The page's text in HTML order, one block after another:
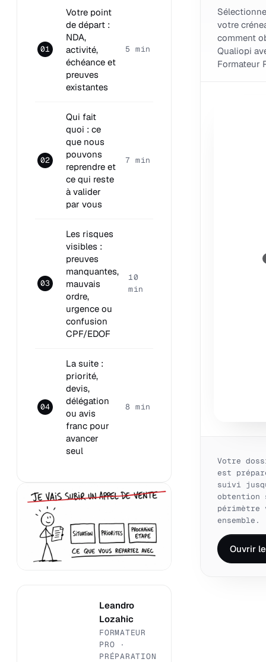
01
Votre point
de départ :
NDA,
activité,
échéance et
preuves
existantes
5 min
02
Qui fait
quoi : ce
que nous
pouvons
reprendre et
ce qui reste
à valider
par vous
7 min
03
Les risques
visibles :
preuves
manquantes,
mauvais
ordre,
urgence ou
confusion
CPF/EDOF
10
min
04
La suite :
priorité,
devis,
délégation
ou avis
franc pour
avancer
seul
8 min
Leandro
Lozahic
FORMATEUR
PRO ·
PRÉPARATION
votre
comment
Qualiopi
Formateur
Votre
est
suivi
obtention
périmètre
ensemble.
Ouvrir